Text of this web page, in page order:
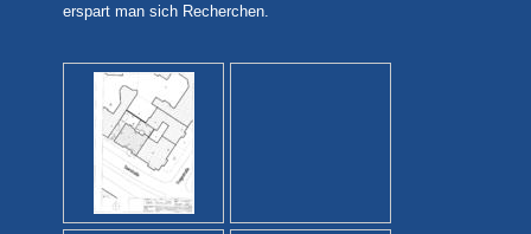
erspart man sich Recherchen.